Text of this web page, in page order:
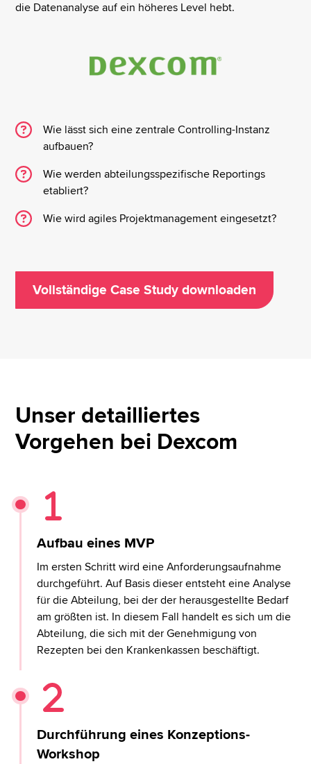
die Datenanalyse auf ein höheres Level hebt.
Wie lässt sich eine zentrale Controlling-Instanz
aufbauen?
Wie werden abteilungsspezifische Reportings
etabliert?
Wie wird agiles Projektmanagement eingesetzt?
Vollständige Case Study downloaden
Unser detailliertes
Vorgehen bei Dexcom
Aufbau eines MVP
Im ersten Schritt wird eine Anforderungsaufnahme
durchgeführt. Auf Basis dieser entsteht eine Analyse
für die Abteilung, bei der der herausgestellte Bedarf
am größten ist. In diesem Fall handelt es sich um die
Abteilung, die sich mit der Genehmigung von
Rezepten bei den Krankenkassen beschäftigt.
Durchführung eines Konzeptions-
Workshop